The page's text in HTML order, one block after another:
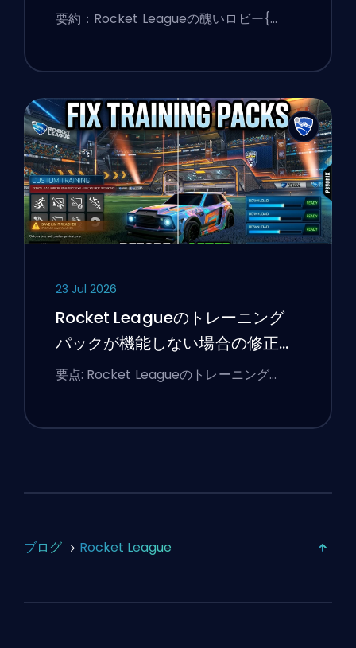
キングの説明
要約：Rocket Leagueの醜いロビー{…
23 Jul 2026
Rocket Leagueのトレーニング
パックが機能しない場合の修正方
法
要点: Rocket Leagueのトレーニング…
ブログ Rocket League